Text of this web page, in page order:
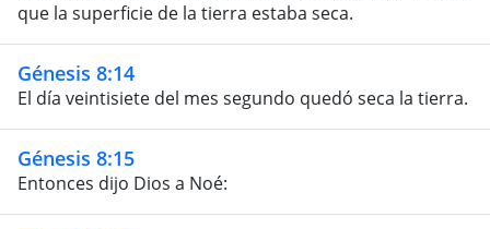
que la superficie de la tierra estaba seca.
Génesis 8:14
El día veintisiete del mes segundo quedó seca la tierra.
Génesis 8:15
Entonces dijo Dios a Noé: